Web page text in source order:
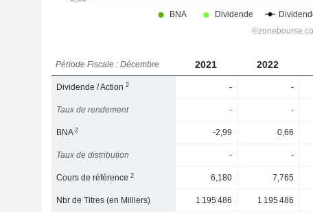
Période Fiscale : Décembre 2021 2022
Dividende / Action2 - -
Taux de rendement - -
BNA2 -2,99 0,66
Taux de distribution - -
Cours de référence2 6,180 7,765
Nbr de Titres (en Milliers) 1 195 486 1 195 486